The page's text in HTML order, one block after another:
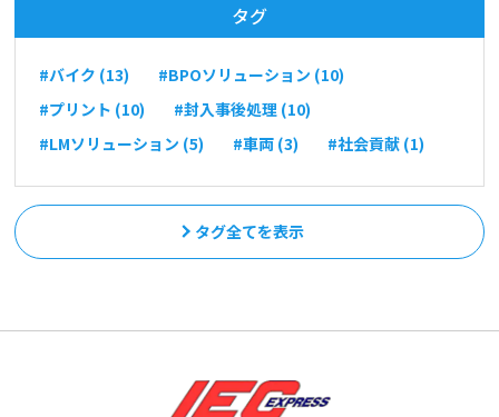
タグ
#バイク (13)
#BPOソリューション (10)
#プリント (10)
#封入事後処理 (10)
#LMソリューション (5)
#車両 (3) #社会貢献 (1)
タグ全てを表示